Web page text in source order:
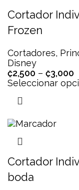
Cortador
Frozen
Cortadores,
Disney
₡2,500 – ₡3,000
Seleccionar
Cortador
boda